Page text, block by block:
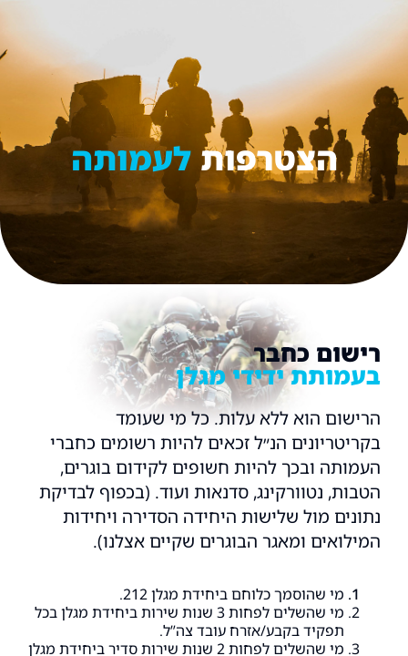
הצטרפותלעמותה
רישום כחבר
בעמותת ידידי מגלן
הרישום הוא ללא עלות. כל מי שעומד
בקריטריונים הנ״ל זכאים להיות רשומים כחברי
העמותה ובכך להיות חשופים לקידום בוגרים,
הטבות, נטוורקינג, סדנאות ועוד. (בכפוף לבדיקת
נתונים מול שלישות היחידה הסדירה ויחידות
המילואים ומאגר הבוגרים שקיים אצלנו).
מי שהוסמך כלוחם ביחידת מגלן 212.
מי שהשלים לפחות 3 שנות שירות ביחידת מגלן בכל
תפקיד בקבע/אזרח עובד צה”ל.
מי שהשלים לפחות 2 שנות שירות סדיר ביחידת מגלן